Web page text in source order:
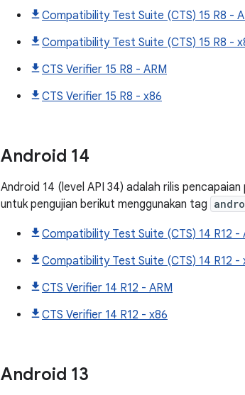
Compatibility Test Suite (CTS) 15 R8 -
Compatibility Test Suite (CTS) 15 R8 -
CTS Verifier 15 R8 - ARM
CTS Verifier 15 R8 - x86
Android 14
Android 14 (level API 34) adalah rilis
untuk pengujian berikut menggunakan tag
Compatibility Test Suite (CTS) 14 R12 -
Compatibility Test Suite (CTS) 14 R12 -
CTS Verifier 14 R12 - ARM
CTS Verifier 14 R12 - x86
Android 13